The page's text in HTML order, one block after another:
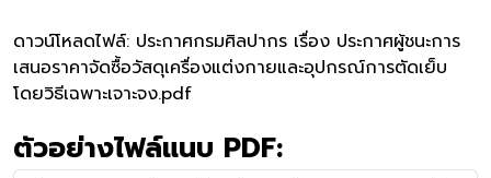
ดาวน์โหลดไฟล์: ประกาศกรมศิลปากร เรื่อง ประกาศผู้ชนะการ
เสนอราคาจัดซื้อวัสดุเครื่องแต่งกายและอุปกรณ์การตัดเย็บ
โดยวิธีเฉพาะเจาะจง.pdf
ตัวอย่างไฟล์แนบ PDF: